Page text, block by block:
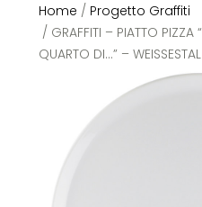
Home / Progetto Graffiti
/ GRAFFITI – PIATTO PIZZA
QUARTO DI…” – WEISSESTAL